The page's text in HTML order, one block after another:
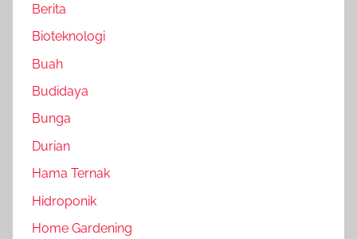
Berita
Bioteknologi
Buah
Budidaya
Bunga
Durian
Hama Ternak
Hidroponik
Home Gardening